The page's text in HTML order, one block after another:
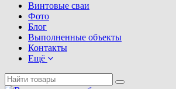
Винтовые сваи
Фото
Блог
Выполненные объекты
Контакты
Ещё